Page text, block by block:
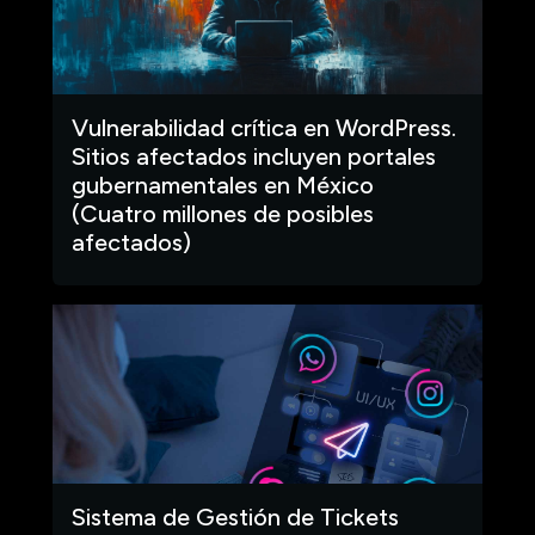
Vulnerabilidad crítica en WordPress.
Sitios afectados incluyen portales
gubernamentales en México
(Cuatro millones de posibles
afectados)
Sistema de Gestión de Tickets